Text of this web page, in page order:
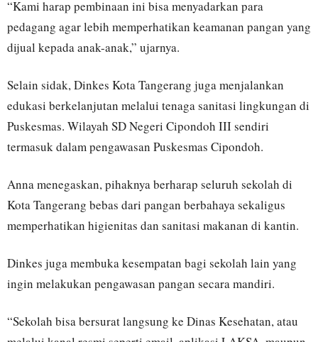
“Kami harap pembinaan ini bisa menyadarkan para
pedagang agar lebih memperhatikan keamanan pangan yang
dijual kepada anak-anak,” ujarnya.
Selain sidak, Dinkes Kota Tangerang juga menjalankan
edukasi berkelanjutan melalui tenaga sanitasi lingkungan di
Puskesmas. Wilayah SD Negeri Cipondoh III sendiri
termasuk dalam pengawasan Puskesmas Cipondoh.
Anna menegaskan, pihaknya berharap seluruh sekolah di
Kota Tangerang bebas dari pangan berbahaya sekaligus
memperhatikan higienitas dan sanitasi makanan di kantin.
Dinkes juga membuka kesempatan bagi sekolah lain yang
ingin melakukan pengawasan pangan secara mandiri.
“Sekolah bisa bersurat langsung ke Dinas Kesehatan, atau